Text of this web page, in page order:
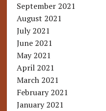
September 2021
August 2021
July 2021
June 2021
May 2021
April 2021
March 2021
February 2021
January 2021